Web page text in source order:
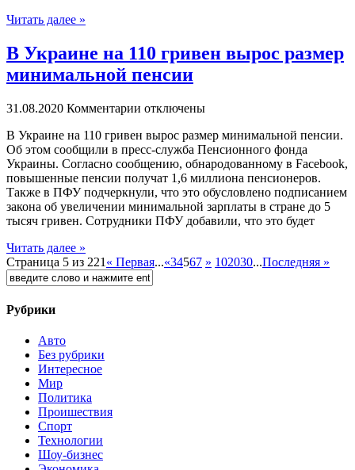
Читать далее »
В Украине на 110 гривен вырос размер
минимальной пенсии
31.08.2020 Комментарии отключены
В Укрaинe на 110 гривен вырос размер минимальной пенсии.
Об этом сообщили в пресс-служба Пенсионного фонда
Украины. Согласно сообщению, обнародованному в Facebook,
повышенные пенсии получат 1,6 миллиона пенсионеров.
Также в ПФУ подчеркнули, что это обусловлено подписанием
закона об увеличении минимальной зарплаты в стране до 5
тысяч гривен. Сотрудники ПФУ добавили, что это будет
Читать далее »
Страница 5 из 221 « Первая...«34567 » 102030...Последняя »
Рубрики
Авто
Без рубрики
Интересное
Мир
Политика
Проишествия
Спорт
Технологии
Шоу-бизнес